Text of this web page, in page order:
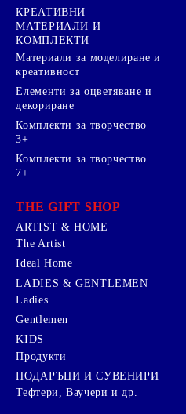
КРЕАТИВНИ
МАТЕРИАЛИ И
КОМПЛЕКТИ
Mатериали за моделиране и
креативност
Елементи за оцветяване и
декориране
Комплекти за творчество
3+
Комплекти за творчество
7+
THE GIFT SHOP
ARTIST & HOME
The Artist
Ideal Home
LADIES & GENTLEMEN
Ladies
Gentlemen
KIDS
Продукти
ПОДАРЪЦИ И СУВЕНИРИ
Тефтери, Ваучери и др.